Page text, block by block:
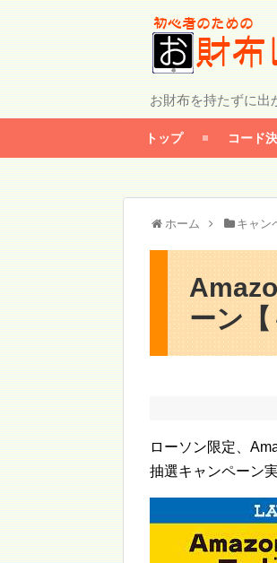
お財布を持たずに出
トップ コード
ホーム キャン
ーン
ローソン限定、
抽選キャンペーン